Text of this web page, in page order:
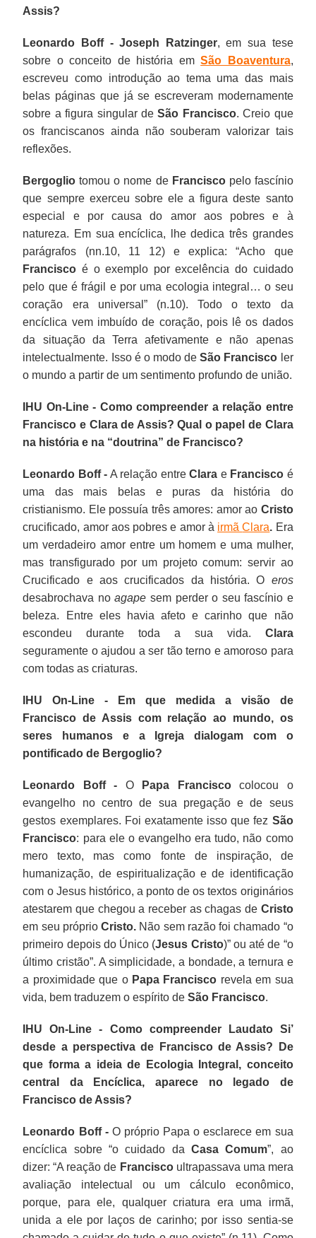
Assis?
Leonardo Boff - Joseph Ratzinger, em sua tese
sobre o conceito de história emSão Boaventura,
escreveu como introdução ao tema uma das mais
belas páginas que já se escreveram modernamente
sobre a figura singular deSão Francisco. Creio que
os franciscanos ainda não souberam valorizar tais
reflexões.
Bergoglio tomou o nome de Franciscopelo fascínio
que sempre exerceu sobre ele a figura deste santo
especial e por causa do amor aos pobres e à
natureza. Em sua encíclica, lhe dedica três grandes
parágrafos (nn.10, 11 12) e explica: “Acho que
Francisco é o exemplo por excelência do cuidado
pelo que é frágil e por uma ecologia integral… o seu
coração era universal” (n.10). Todo o texto da
encíclica vem imbuído de coração, pois lê os dados
da situação da Terra afetivamente e não apenas
intelectualmente. Isso é o modo deSão Francisco ler
o mundo a partir de um sentimento profundo de união.
IHU On-Line - Como compreender a relação entre
Francisco e Clara de Assis? Qual o papel de Clara
na história e na “doutrina” de Francisco?
Leonardo Boff - A relação entreClara e Francisco é
uma das mais belas e puras da história do
cristianismo. Ele possuía três amores: amor ao Cristo
crucificado, amor aos pobres e amor à irmãClara. Era
um verdadeiro amor entre um homem e uma mulher,
mas transfigurado por um projeto comum: servir ao
Crucificado e aos crucificados da história. O eros
desabrochava noagape sem perder o seu fascínio e
beleza. Entre eles havia afeto e carinho que não
escondeu durante toda a sua vida. Clara
seguramente o ajudou a ser tão terno e amoroso para
com todas as criaturas.
IHU On-Line - Em que medida a visão de
Francisco de Assis com relação ao mundo, os
seres humanos e a Igreja dialogam com o
pontificado de Bergoglio?
Leonardo Boff - O Papa Franciscocolocou o
evangelho no centro de sua pregação e de seus
gestos exemplares. Foi exatamente isso que fez São
Francisco: para ele o evangelho era tudo, não como
mero texto, mas como fonte de inspiração, de
humanização, de espiritualização e de identificação
com o Jesus histórico, a ponto de os textos originários
atestarem que chegou a receber as chagas de Cristo
em seu próprioCristo. Não sem razão foi chamado “o
primeiro depois do Único (Jesus Cristo)” ou até de “o
último cristão”. A simplicidade, a bondade, a ternura e
a proximidade que o Papa Francisco revela em sua
vida, bem traduzem o espírito deSão Francisco.
IHU On-Line - Como compreender Laudato Si’
desde a perspectiva de Francisco de Assis? De
que forma a ideia de Ecologia Integral, conceito
central da Encíclica, aparece no legado de
Francisco de Assis?
Leonardo Boff -O próprio Papa o esclarece em sua
encíclica sobre “o cuidado da Casa Comum”, ao
dizer: “A reação de Franciscoultrapassava uma mera
avaliação intelectual ou um cálculo econômico,
porque, para ele, qualquer criatura era uma irmã,
unida a ele por laços de carinho; por isso sentia-se